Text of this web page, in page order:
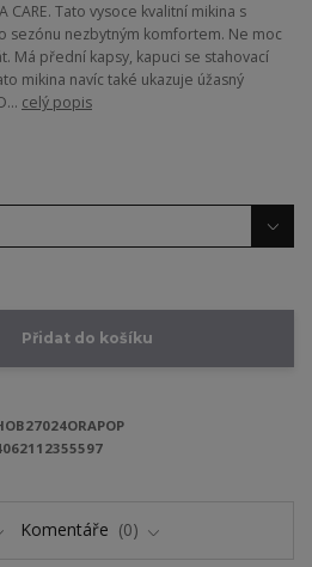
CARE. Tato vysoce kvalitní mikina s
sezónu nezbytným komfortem. Ne moc
Má přední kapsy, kapuci se stahovací
mikina navíc také ukazuje úžasný
celý popis
Přidat do košíku
Komentáře 0